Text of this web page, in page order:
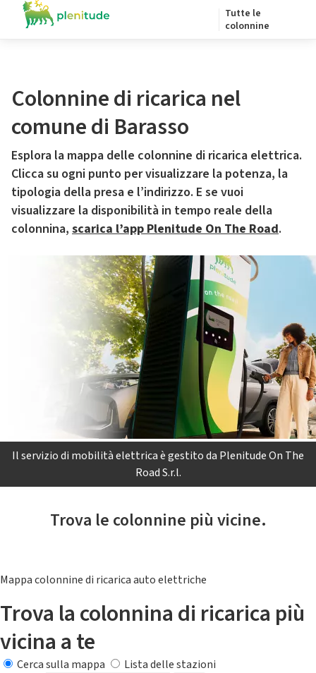
Tutte le
colonnine
Colonnine di ricarica nel
comune di Barasso
Esplora la mappa delle colonnine di ricarica elettrica.
Clicca su ogni punto per visualizzare la potenza, la
tipologia della presa e l’indirizzo. E se vuoi
visualizzare la disponibilità in tempo reale della
colonnina, scarica l’app Plenitude On The Road.
Il servizio di mobilità elettrica è gestito da Plenitude On The
Road S.r.l.
Trova le colonnine più vicine.
Mappa colonnine di ricarica auto elettriche
Trova la colonnina di ricarica più
vicina a te
Cerca sulla mappa
Lista delle stazioni